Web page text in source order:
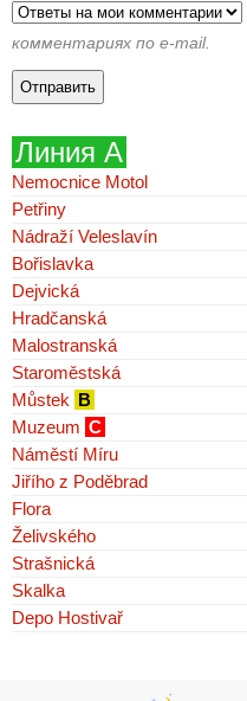
комментариях по e-mail.
Линия А
Nemocnice Motol
Petřiny
Nádraží Veleslavín
Bořislavka
Dejvická
Hradčanská
Malostranská
Staroměstská
Můstek B
Muzeum C
Náměstí Míru
Jiřího z Poděbrad
Flora
Želivského
Strašnická
Skalka
Depo Hostivař